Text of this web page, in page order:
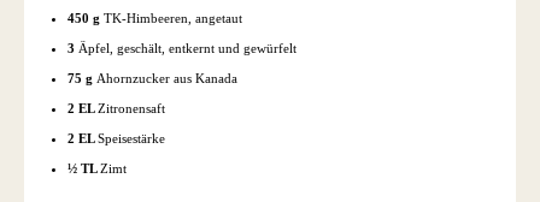
450 g TK-Himbeeren, angetaut
3 Äpfel, geschält, entkernt und gewürfelt
75 g Ahornzucker aus Kanada
2 ELZitronensaft
2 ELSpeisestärke
½ TLZimt